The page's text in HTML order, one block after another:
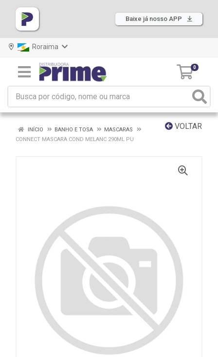
Baixe já nosso APP
Roraima
0
VOLTAR
INÍCIO BANHO E TOSA
MASCARAS
CONNECT MASCARA COND MELANC 290ML PU